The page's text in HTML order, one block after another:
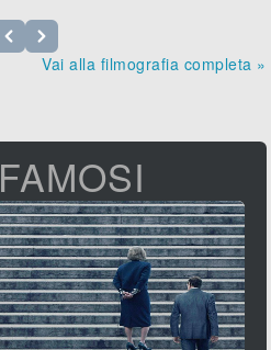
Vai alla filmografia completa »